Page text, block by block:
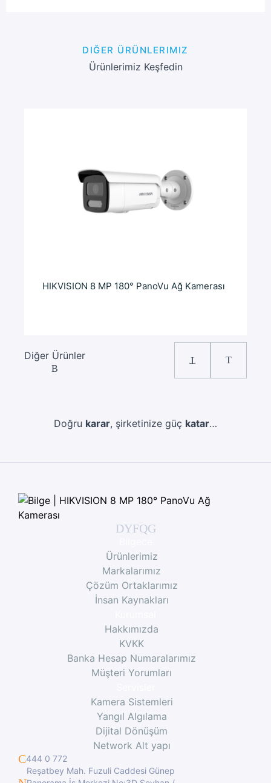
DIĞER ÜRÜNLERIMIZ
Ürünlerimiz Keşfedin
Diğer Ürünler
HIKVISION 8 MP 180° PanoVu Ağ Kamerası
Doğru karar, şirketinize güç katar…
Ürünlerimiz
Markalarımız
Çözüm Ortaklarımız
İnsan Kaynakları
Hakkımızda
KVKK
Banka Hesap Numaralarımız
Müşteri Yorumları
Kamera Sistemleri
Yangıl Algılama
Dijital Dönüşüm
Network Alt yapı
444 0 772
Reşatbey Mah. Fuzuli Caddesi Günep